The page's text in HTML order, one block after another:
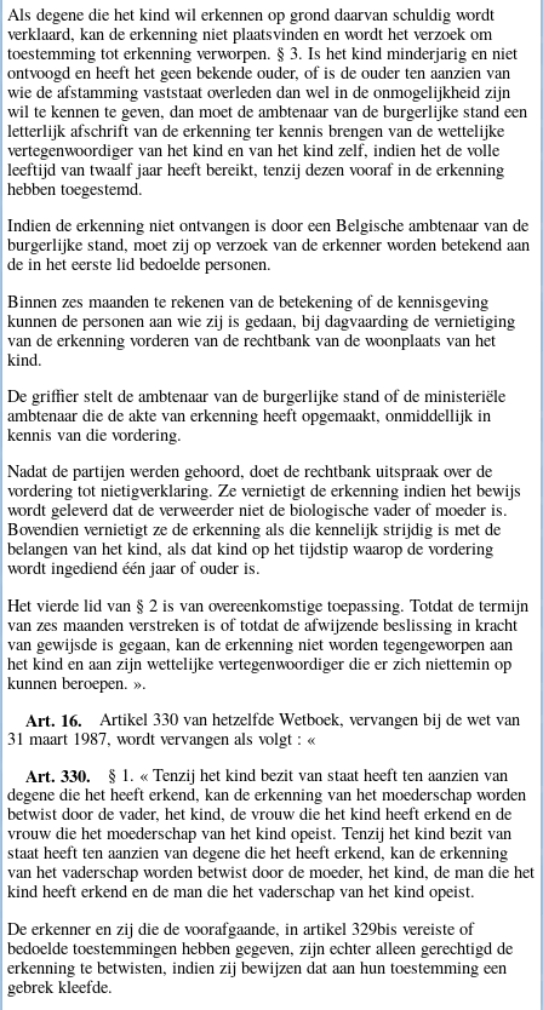
Als degene die het kind wil erkennen op grond daarvan schuldig wordt
verklaard, kan de erkenning niet plaatsvinden en wordt het verzoek om
toestemming tot erkenning verworpen. § 3. Is het kind minderjarig en niet
ontvoogd en heeft het geen bekende ouder, of is de ouder ten aanzien van
wie de afstamming vaststaat overleden dan wel in de onmogelijkheid zijn
wil te kennen te geven, dan moet de ambtenaar van de burgerlijke stand een
letterlijk afschrift van de erkenning ter kennis brengen van de wettelijke
vertegenwoordiger van het kind en van het kind zelf, indien het de volle
leeftijd van twaalf jaar heeft bereikt, tenzij dezen vooraf in de erkenning
hebben toegestemd.
Indien de erkenning niet ontvangen is door een Belgische ambtenaar van de
burgerlijke stand, moet zij op verzoek van de erkenner worden betekend aan
de in het eerste lid bedoelde personen.
Binnen zes maanden te rekenen van de betekening of de kennisgeving
kunnen de personen aan wie zij is gedaan, bij dagvaarding de vernietiging
van de erkenning vorderen van de rechtbank van de woonplaats van het
kind.
De griffier stelt de ambtenaar van de burgerlijke stand of de ministeriële
ambtenaar die de akte van erkenning heeft opgemaakt, onmiddellijk in
kennis van die vordering.
Nadat de partijen werden gehoord, doet de rechtbank uitspraak over de
vordering tot nietigverklaring. Ze vernietigt de erkenning indien het bewijs
wordt geleverd dat de verweerder niet de biologische vader of moeder is.
Bovendien vernietigt ze de erkenning als die kennelijk strijdig is met de
belangen van het kind, als dat kind op het tijdstip waarop de vordering
wordt ingediend één jaar of ouder is.
Het vierde lid van § 2 is van overeenkomstige toepassing. Totdat de termijn
van zes maanden verstreken is of totdat de afwijzende beslissing in kracht
van gewijsde is gegaan, kan de erkenning niet worden tegengeworpen aan
het kind en aan zijn wettelijke vertegenwoordiger die er zich niettemin op
kunnen beroepen. ».
Art. 16.
Artikel 330 van hetzelfde Wetboek, vervangen bij de wet van
31 maart 1987, wordt vervangen als volgt : «
Art. 330.
§ 1. « Tenzij het kind bezit van staat heeft ten aanzien van
degene die het heeft erkend, kan de erkenning van het moederschap worden
betwist door de vader, het kind, de vrouw die het kind heeft erkend en de
vrouw die het moederschap van het kind opeist. Tenzij het kind bezit van
staat heeft ten aanzien van degene die het heeft erkend, kan de erkenning
van het vaderschap worden betwist door de moeder, het kind, de man die het
kind heeft erkend en de man die het vaderschap van het kind opeist.
De erkenner en zij die de voorafgaande, in artikel 329bis vereiste of
bedoelde toestemmingen hebben gegeven, zijn echter alleen gerechtigd de
erkenning te betwisten, indien zij bewijzen dat aan hun toestemming een
gebrek kleefde.